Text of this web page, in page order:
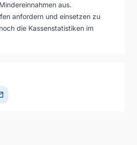
aus.
anfordern und einsetzen zu
die Kassenstatistiken im